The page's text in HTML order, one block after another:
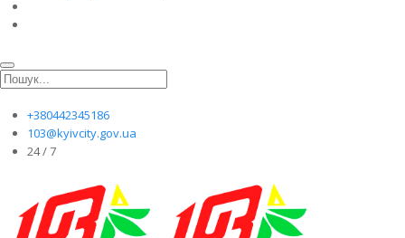
+380442345186
103@kyivcity.gov.ua
24 / 7